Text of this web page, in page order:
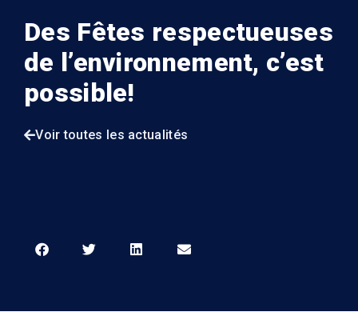
Des Fêtes respectueuses
de l’environnement, c’est
possible!
Voir toutes les actualités